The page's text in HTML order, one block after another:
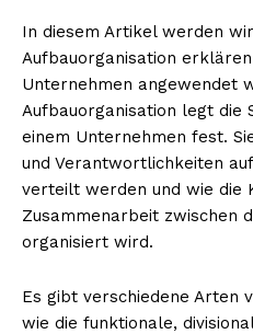
In diesem Artikel werden
Aufbauorganisation
Unternehmen angewendet
Aufbauorganisation legt die
einem Unternehmen fest.
und Verantwortlichkeiten
verteilt werden und wie die
Zusammenarbeit zwischen
organisiert wird.
Es gibt verschiedene Arten
wie die funktionale,